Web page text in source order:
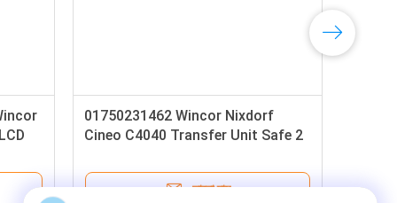
01750231462 Wincor Nixdorf
Cineo C4040 Transfer Unit Safe 2
ভালো দাম